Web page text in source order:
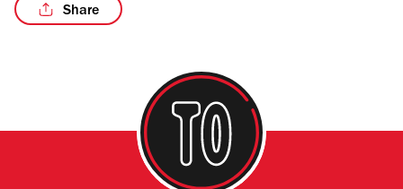
Share